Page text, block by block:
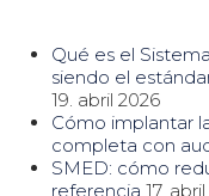
Qué es el
siendo el
19. abril 2026
Cómo implantar
completa con
SMED: cómo
referencia 17.